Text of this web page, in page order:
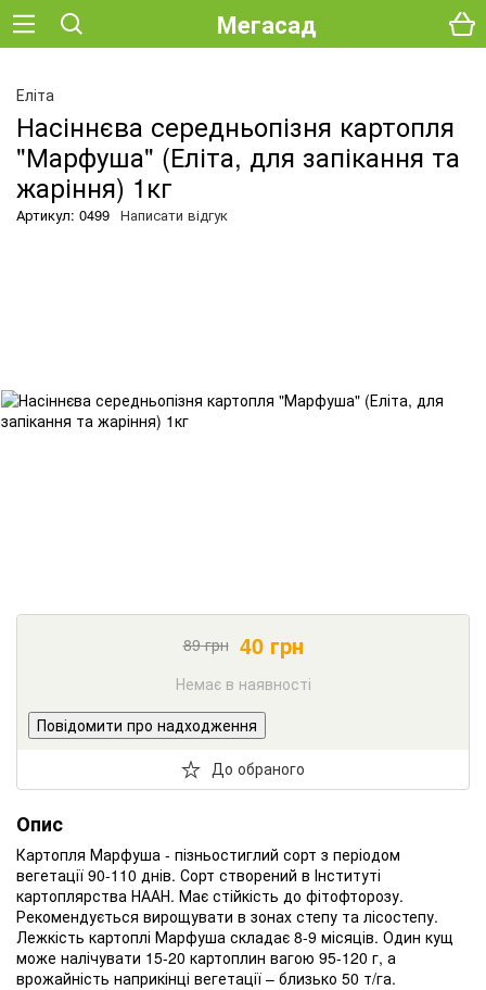
Мегасад
Еліта
Насіннєва середньопізня картопля
"Марфуша" (Еліта, для запікання та
жаріння) 1кг
Артикул: 0499 Написати відгук
89грн 40грн
Немає в наявності
Повідомити про надходження
До обраного
Опис
Картопля Марфуша - пізньостиглий сорт з періодом
вегетації 90-110 днів. Сорт створений в Інституті
картоплярства НААН. Має стійкість до фітофторозу.
Рекомендується вирощувати в зонах степу та лісостепу.
Лежкість картоплі Марфуша складає 8-9 місяців. Один кущ
може налічувати 15-20 картоплин вагою 95-120 г, а
врожайність наприкінці вегетації – близько 50 т/га.